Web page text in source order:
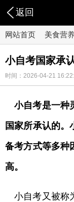
返回
网站首页 美食营
小自考国家承
时间：2026-04-21
小自考是一种
国家所承认的。
备考方式等多种
高。
小自考又被称